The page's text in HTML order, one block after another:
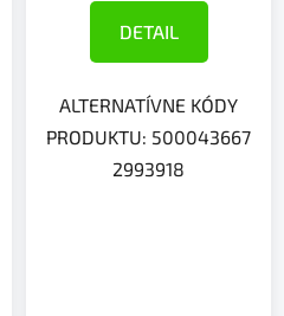
DETAIL
ALTERNATÍVNE KÓDY
PRODUKTU: 500043667
2993918